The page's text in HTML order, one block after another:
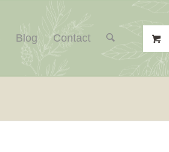
Blog Contact